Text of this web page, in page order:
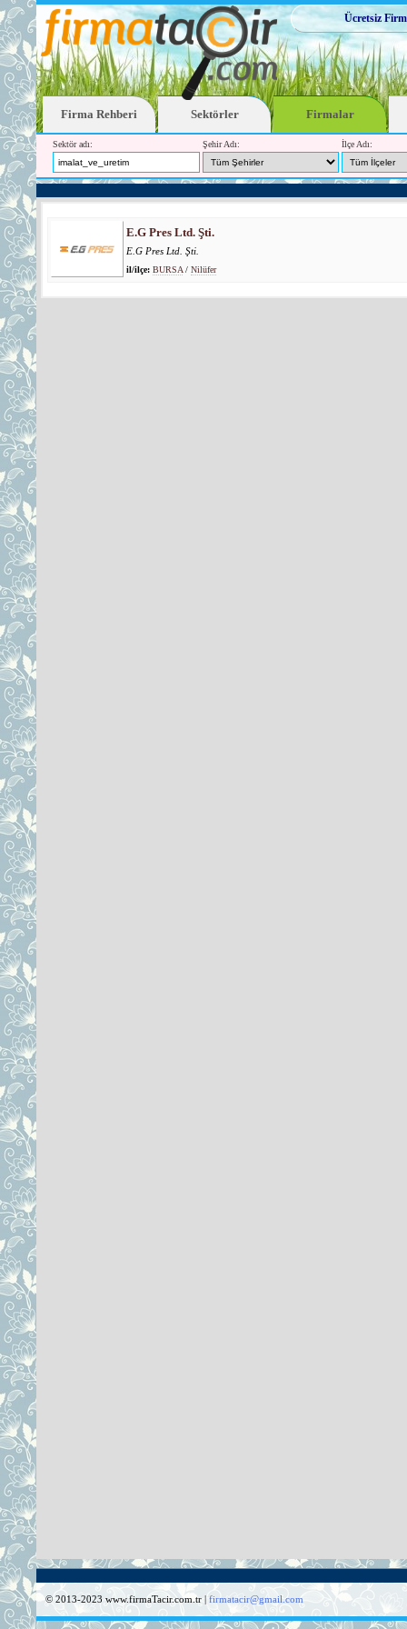
Ücretsiz
Firma Rehberi Sektörler Firmalar
Sektör adı: Şehir Adı: İlçe Adı:
E.G Pres Ltd. Şti.
E.G Pres Ltd. Şti.
il/ilçe: BURSA / Nilüfer
© 2013-2023 www.firmaTacir.com.tr | firmatacir@gmail.com